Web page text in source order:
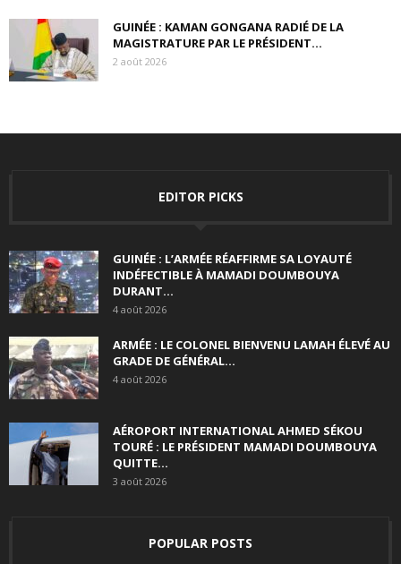
GUINÉE : KAMAN GONGANA RADIÉ DE LA
MAGISTRATURE PAR LE PRÉSIDENT...
2 août 2026
EDITOR PICKS
GUINÉE : L’ARMÉE RÉAFFIRME SA LOYAUTÉ
INDÉFECTIBLE À MAMADI DOUMBOUYA
DURANT...
4 août 2026
ARMÉE : LE COLONEL BIENVENU LAMAH ÉLEVÉ AU
GRADE DE GÉNÉRAL...
4 août 2026
AÉROPORT INTERNATIONAL AHMED SÉKOU
TOURÉ : LE PRÉSIDENT MAMADI DOUMBOUYA
QUITTE...
3 août 2026
POPULAR POSTS